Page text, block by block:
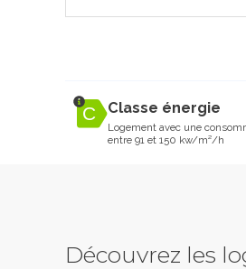
Classe énergie
Logement avec une
entre 91 et 150 kw/m²/h
Découvrez les